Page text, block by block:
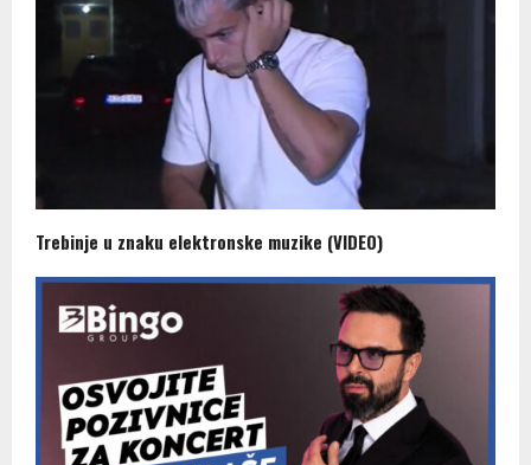
Trebinje u znaku elektronske muzike (VIDEO)